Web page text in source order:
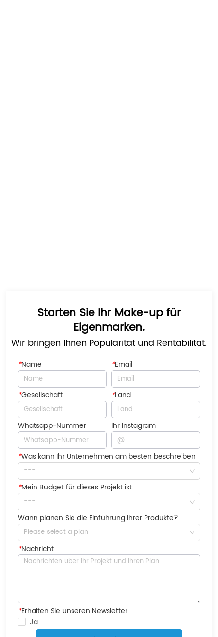
Starten Sie Ihr Make-up für
Eigenmarken.
Wir bringen Ihnen Popularität und Rentabilität.
*Name *Email
*Gesellschaft *Land
Whatsapp-Nummer Ihr Instagram
*Was kann Ihr Unternehmen am besten beschreiben
---
*Mein Budget für dieses Projekt ist:
---
Wann planen Sie die Einführung Ihrer Produkte?
Please select a plan
*Nachricht
*Erhalten Sie unseren Newsletter
Ja